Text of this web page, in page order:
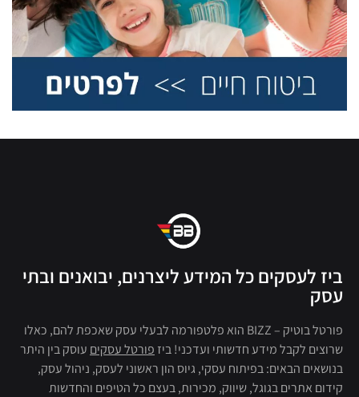
ביז לעסקים כל המידע ליצרנים, יבואנים ובתי
עסק
פורטל בוטיק – BIZZ הוא פלטפורמה לבעלי עסק שאכפת להם, כאלו
שרוצים לקבל מידע חדשותי ועדכני! ביז פורטל עסקים עוסק בין היתר
בנושאים הבאים: בפיתוח עסקי, גיוס הון ראשוני לעסק, ניהול עסק,
קידום אתרים בגוגל, שיווק, מכירות, בעצם כל הטיפים והחדשות